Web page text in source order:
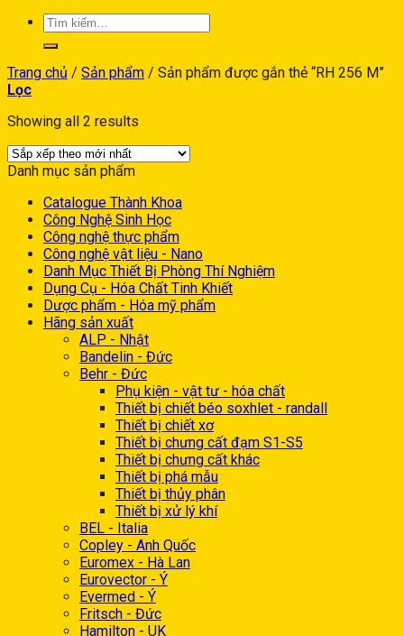
Trang chủ / Sản phẩm / Sản phẩm được gắn thẻ “RH 256 M”
Lọc
Showing all 2 results
Danh mục sản phẩm
Catalogue Thành Khoa
Công Nghệ Sinh Học
Công nghệ thực phẩm
Công nghệ vật liệu - Nano
Danh Mục Thiết Bị Phòng Thí Nghiệm
Dụng Cụ - Hóa Chất Tinh Khiết
Dược phẩm - Hóa mỹ phẩm
Hãng sản xuất
ALP - Nhật
Bandelin - Đức
Behr - Đức
Phụ kiện - vật tư - hóa chất
Thiết bị chiết béo soxhlet - randall
Thiết bị chiết xơ
Thiết bị chưng cất đạm S1-S5
Thiết bị chưng cất khác
Thiết bị phá mẫu
Thiết bị thủy phân
Thiết bị xử lý khí
BEL - Italia
Copley - Anh Quốc
Euromex - Hà Lan
Eurovector - Ý
Evermed - Ý
Fritsch - Đức
Hamilton - UK